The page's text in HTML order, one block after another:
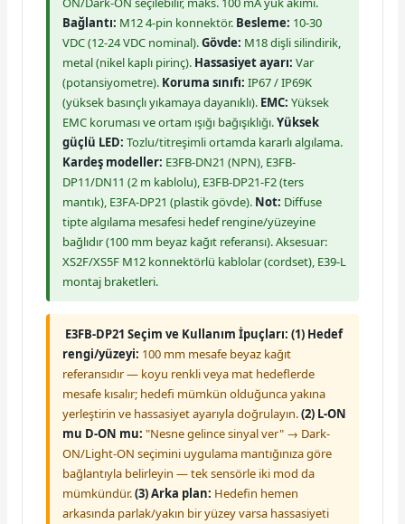
Bağlantı: M12 4-pin konnektör. Besleme: 10-30
VDC (12-24 VDC nominal).Gövde: M18 dişli silindirik,
metal (nikel kaplı pirinç). Hassasiyet ayarı: Var
(potansiyometre). Koruma sınıfı: IP67 / IP69K
(yüksek basınçlı yıkamaya dayanıklı). EMC: Yüksek
EMC koruması ve ortam ışığı bağışıklığı.Yüksek
güçlü LED: Tozlu/titreşimli ortamda kararlı algılama.
Kardeş modeller: E3FB-DN21 (NPN), E3FB-
DP11/DN11 (2 m kablolu), E3FB-DP21-F2 (ters
mantık), E3FA-DP21 (plastik gövde). Not: Diffuse
tipte algılama mesafesi hedef rengine/yüzeyine
bağlıdır (100 mm beyaz kağıt referansı). Aksesuar:
XS2F/XS5F M12 konnektörlü kablolar (cordset), E39-L
montaj braketleri.
E3FB-DP21 Seçim ve Kullanım İpuçları: (1) Hedef
rengi/yüzeyi: 100 mm mesafe beyaz kağıt
referansıdır — koyu renkli veya mat hedeflerde
mesafe kısalır; hedefi mümkün olduğunca yakına
yerleştirin ve hassasiyet ayarıyla doğrulayın.(2) L-ON
mu D-ON mu: "Nesne gelince sinyal ver" → Dark-
ON/Light-ON seçimini uygulama mantığınıza göre
bağlantıyla belirleyin — tek sensörle iki mod da
mümkündür.(3) Arka plan: Hedefin hemen
arkasında parlak/yakın bir yüzey varsa hassasiyeti